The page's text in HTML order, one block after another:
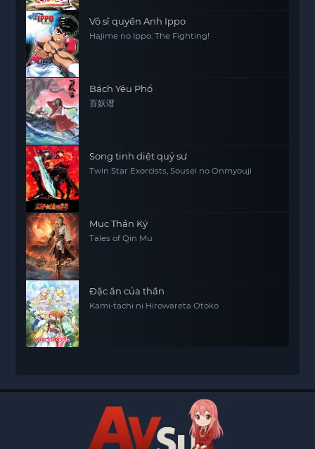
Võ sĩ quyền Anh Ippo
Hajime no Ippo: The Fighting!
Bách Yêu Phổ
百妖谱
Song tinh diệt quỷ sư
Twin Star Exorcists, Sousei no Onmyouji
Mục Thần Ký
Tales of Qin Mu
Đặc ân của thần
Kami-tachi ni Hirowareta Otoko